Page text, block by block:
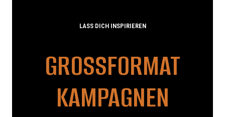
LASS DICH INSPIRIEREN
GROSSFORMAT K
AMPAGNEN